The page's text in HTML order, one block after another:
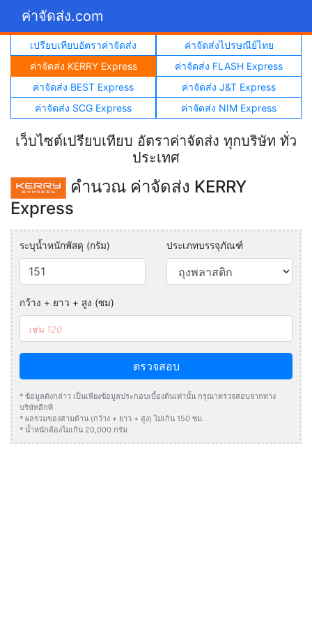
ค่าจัดส่ง.com
เปรียบเทียบอัตราค่าจัดส่ง
ค่าจัดส่งไปรษณีย์ไทย
ค่าจัดส่ง KERRY Express
ค่าจัดส่ง FLASH Express
ค่าจัดส่ง BEST Express
ค่าจัดส่ง J&T Express
ค่าจัดส่ง SCG Express
ค่าจัดส่ง NIM Express
เว็บไซต์เปรียบเทียบ อัตราค่าจัดส่ง ทุกบริษัท ทั่ว
ประเทศ
คำนวณ ค่าจัดส่ง KERRY
Express
ระบุน้ำหนักพัสดุ (กรัม) ประเภทบรรจุภัณฑ์
กว้าง + ยาว + สูง (ซม)
ตรวจสอบ
* ข้อมูลดังกล่าว เป็นเพียงข้อมูลประกอบเบื้องต้นเท่านั้น กรุณาตรวจสอบจากทาง
บริษัทอีกที
* ผลรวมของสามด้าน (กว้าง + ยาว + สูง) ไม่เกิน 150 ซม.
* น้ำหนักต้องไมเกิน 20,000 กรัม